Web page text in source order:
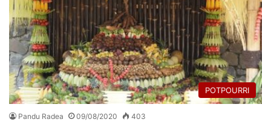
POTPOURRI
Pandu Radea 09/08/2020 403